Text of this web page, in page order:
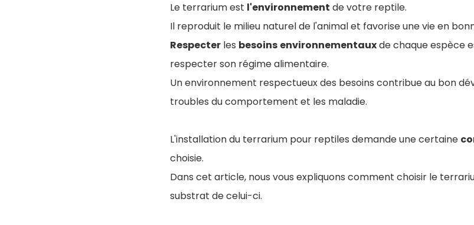
Le terrarium est l'environnement de votre reptile.
Il reproduit le milieu naturel de l'animal et favorise une vie en
Respecter les besoins environnementauxde chaque espèce
respecter son régime alimentaire.
Un environnement respectueux des besoins contribue au bon
troubles du comportement et les maladie.
L'installation du terrarium pour reptiles demande une certaine
choisie.
Dans cet article, nous vous expliquons comment choisir le
substrat de celui-ci.